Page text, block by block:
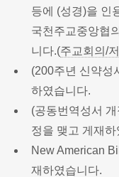
등에 (성경)을 인
국천주교중앙협
니다.(주교회의/
(200주년 신약성
하였습니다.
(공동번역성서
정을 맺고 게재하
New American
재하였습니다.